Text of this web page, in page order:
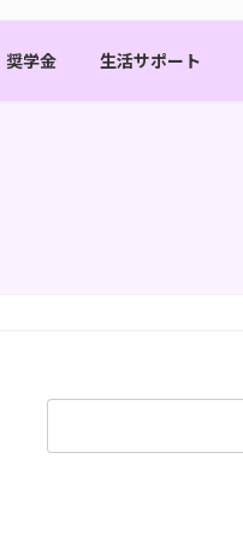
奨学金 生活サポート